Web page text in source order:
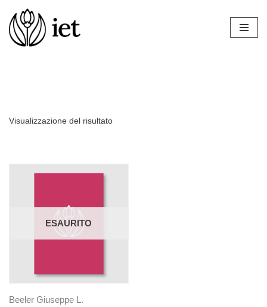
Vai
al
Visualizzazione del risultato
ESAURITO
Beeler Giuseppe L.